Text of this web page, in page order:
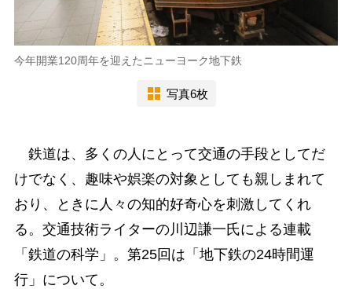
今年開業120周年を迎えたニューヨーク地下鉄
写真6枚
鉄道は、多くの人にとって交通の手段としてだ
けでなく、趣味や娯楽の対象としても親しまれて
おり、ときに人々の知的好奇心を刺激してくれ
る。交通技術ライターの川辺謙一氏による連載
「鉄道の科学」。第25回は「地下鉄の24時間運
行」について。